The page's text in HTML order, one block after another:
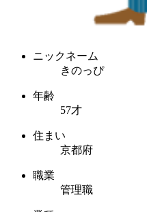
ニックネーム
きのっぴ
年齢
57才
住まい
京都府
職業
管理職